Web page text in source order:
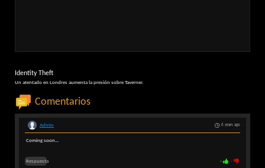
Identity Theft
Un atentado en Londres aumenta la presión sobre Taverner.
Comentarios
6 years ago
Admin
Coming soon...
- -
Respuesta